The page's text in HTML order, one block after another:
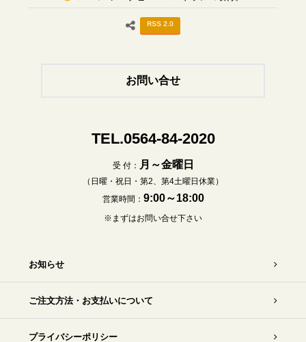
RSS 2.0
お問い合せ
TEL.0564-84-2020
受 付： 月～金曜日
（日曜・祝日・第2、第4土曜日休業）
営業時間： 9:00～18:00
※まずはお問い合せ下さい
お知らせ
ご注文方法・お支払いについて
プライバシーポリシー